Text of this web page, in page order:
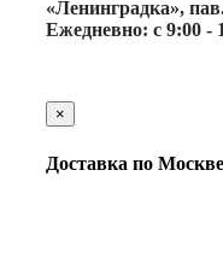
«Ленинградка»,
Ежедневно: с 9:00 -
×
Доставка по